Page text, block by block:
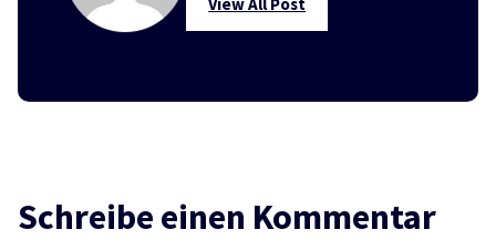
Schreibe einen Kommentar